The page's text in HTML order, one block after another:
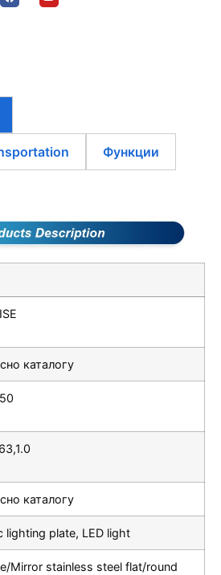
Функции
каталогу
каталогу
lighting plate, LED light
Mirror stainless steel flat/round